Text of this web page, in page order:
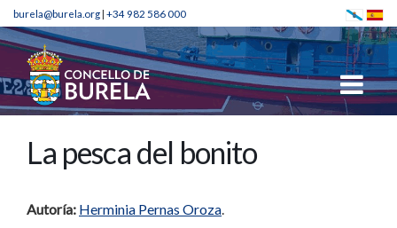
burela@burela.org| +34 982 586 000
La pesca del bonito
Autoría: Herminia Pernas Oroza.